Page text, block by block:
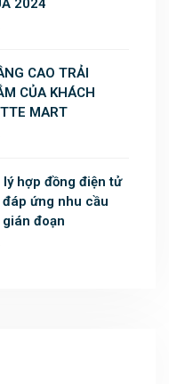
CAO TRẢI
CỦA KHÁCH
MART
lý hợp đồng điện tử
ứng nhu cầu
đoạn